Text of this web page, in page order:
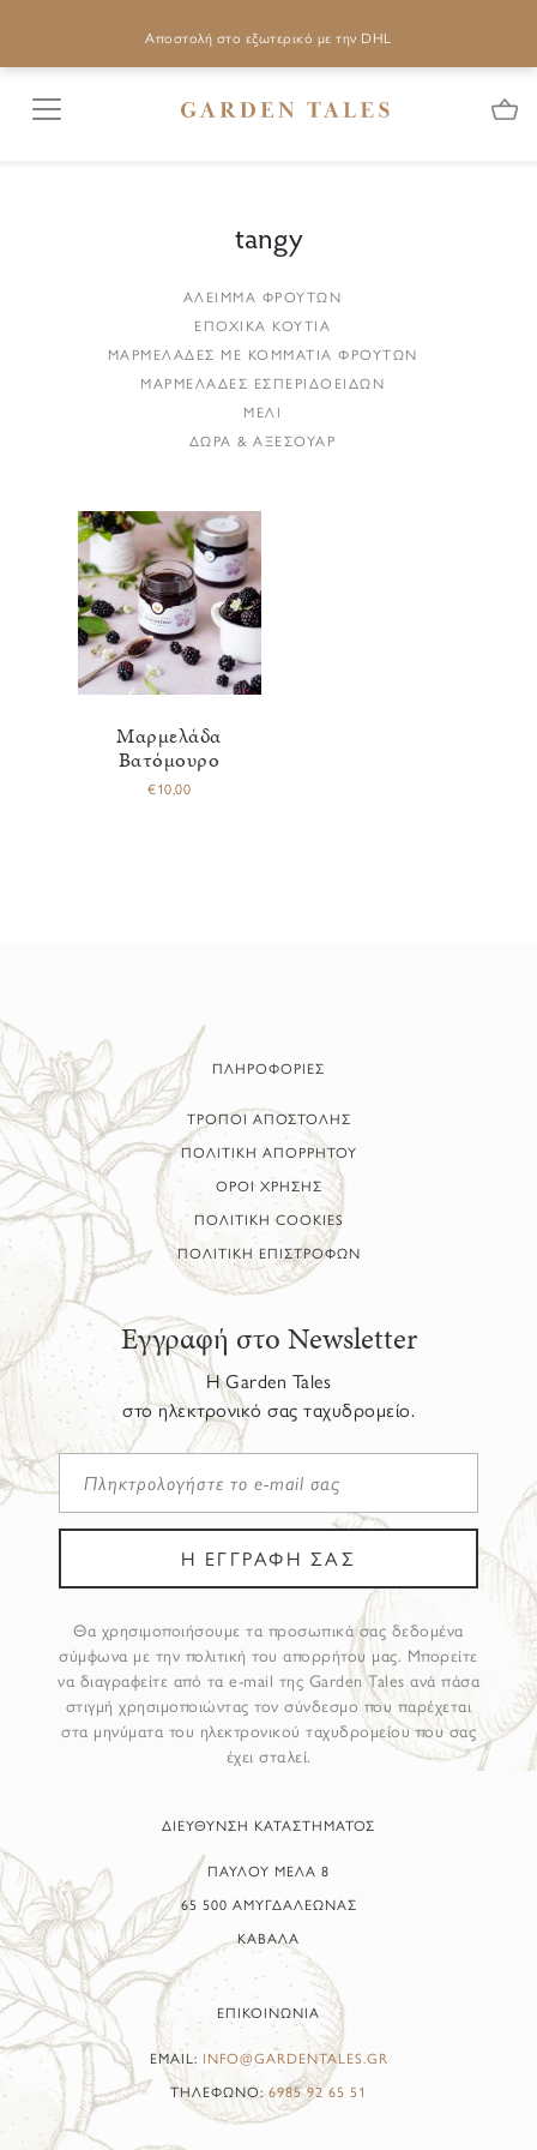
Μαρμελάδα
Βατόμουρο
€10,00
tangy
ΑΛΕΙΜΜΑ ΦΡΟΥΤΩΝ
ΕΠΟΧΙΚΑ ΚΟΥΤΙΑ
ΜΑΡΜΕΛΑΔΕΣ ΜΕ ΚΟΜΜΑΤΙΑ ΦΡΟΥΤΩΝ
ΜΑΡΜΕΛΑΔΕΣ ΕΣΠΕΡΙΔΟΕΙΔΩΝ
ΜΕΛΙ
ΔΩΡΑ & ΑΞΕΣΟΥΑΡ
ΠΛΗΡΟΦΟΡΙΕΣ
ΤΡΟΠΟΙ ΑΠΟΣΤΟΛΗΣ
ΠΟΛΙΤΙΚΗ ΑΠΟΡΡΗΤΟΥ
ΟΡΟΙ ΧΡΗΣΗΣ
ΠΟΛΙΤΙΚΗ COOKIES
ΠΟΛΙΤΙΚΗ ΕΠΙΣΤΡΟΦΩΝ
Εγγραφή στο Newsletter
Η Garden Tales
στο ηλεκτρονικό σας ταχυδρομείο.
Θα χρησιμοποιήσουμε τα προσωπικά σας δεδομένα
σύμφωνα με την πολιτική του απορρήτου μας. Μπορείτε
να διαγραφείτε από τα e-mail της Garden Tales ανά πάσα
στιγμή χρησιμοποιώντας τον σύνδεσμο που παρέχεται
στα μηνύματα του ηλεκτρονικού ταχυδρομείου που σας
έχει σταλεί.
ΔΙΕΥΘΥΝΣΗ ΚΑΤΑΣΤΗΜΑΤΟΣ
ΠΑΥΛΟΥ ΜΕΛΑ 8
65 500 ΑΜΥΓΔΑΛΕΩΝΑΣ
ΚΑΒΑΛΑ
ΕΠΙΚΟΙΝΩΝΙΑ
EMAIL: INFO@GARDENTALES.GR
ΤΗΛΕΦΩΝΟ:6985 92 65 51
Αποστολή στο εξωτερικό με την DHL